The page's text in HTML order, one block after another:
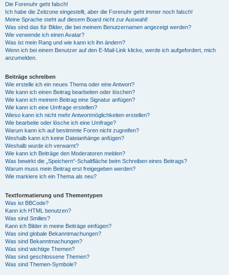
Die Forenuhr geht falsch!
Ich habe die Zeitzone eingestellt, aber die Forenuhr geht immer noch falsch!
Meine Sprache steht auf diesem Board nicht zur Auswahl!
Was sind das für Bilder, die bei meinem Benutzernamen angezeigt werden?
Wie verwende ich einen Avatar?
Was ist mein Rang und wie kann ich ihn ändern?
Wenn ich bei einem Benutzer auf den E-Mail-Link klicke, werde ich aufgefordert, mich
anzumelden.
Beiträge schreiben
Wie erstelle ich ein neues Thema oder eine Antwort?
Wie kann ich einen Beitrag bearbeiten oder löschen?
Wie kann ich meinem Beitrag eine Signatur anfügen?
Wie kann ich eine Umfrage erstellen?
Wieso kann ich nicht mehr Antwortmöglichkeiten erstellen?
Wie bearbeite oder lösche ich eine Umfrage?
Warum kann ich auf bestimmte Foren nicht zugreifen?
Weshalb kann ich keine Dateianhänge anfügen?
Weshalb wurde ich verwarnt?
Wie kann ich Beiträge den Moderatoren melden?
Was bewirkt die „Speichern“-Schaltfläche beim Schreiben eines Beitrags?
Warum muss mein Beitrag erst freigegeben werden?
Wie markiere ich ein Thema als neu?
Textformatierung und Thementypen
Was ist BBCode?
Kann ich HTML benutzen?
Was sind Smilies?
Kann ich Bilder in meine Beiträge einfügen?
Was sind globale Bekanntmachungen?
Was sind Bekanntmachungen?
Was sind wichtige Themen?
Was sind geschlossene Themen?
Was sind Themen-Symbole?